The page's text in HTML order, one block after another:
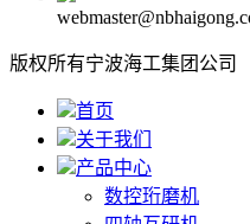
版权所有宁波海工集团公司
首页
关于我们
产品中心
数控珩磨机